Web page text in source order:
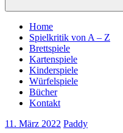
Home
Spielkritik von A – Z
Brettspiele
Kartenspiele
Kinderspiele
Würfelspiele
Bücher
Kontakt
11. März 2022 Paddy